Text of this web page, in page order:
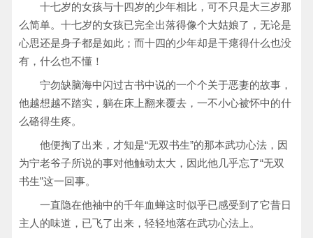
十七岁的女孩与十四岁的少年相比，可不只是大三岁那
么简单。十七岁的女孩已完全出落得像个大姑娘了，无论是
心思还是身子都是如此；而十四的少年却是干瘪得什么也没
有，什么也不懂！
宁勿缺脑海中闪过古书中说的一个个关于恶妻的故事，
他越想越不踏实，躺在床上翻来覆去，一不小心被怀中的什
么硌得生疼。
他便掏了出来，才知是“无双书生”的那本武功心法，因
为宁老爷子所说的事对他触动太大，因此他几乎忘了“无双
书生”这一回事。
一直隐在他袖中的千年血蝉这时似乎已感受到了它昔日
主人的味道，已飞了出来，轻轻地落在武功心法上。